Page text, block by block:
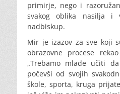
primirje, nego i
svakog oblika nasilja i
nadbiskup.
Mir je izazov za sve koji
obrazovne procese
„Trebamo mlade učiti
počevši od svojih
škole, sporta, kruga